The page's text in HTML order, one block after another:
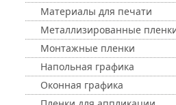
Материалы для печати
Металлизированные
Монтажные пленки
Напольная графика
Оконная графика